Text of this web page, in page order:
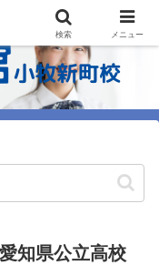
知県公立高校
検索 メニュー